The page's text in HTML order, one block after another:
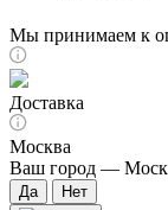
Мы принимаем к
Доставка
Москва
Ваш город —